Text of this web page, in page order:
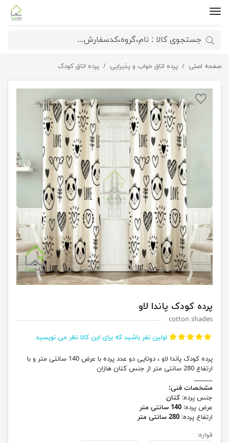
صفحه اصلی پرده اتاق خواب و پذیرایی پرده اتاق کودک پرده کودک پاندا لاو
پرده کودک پاندا لاو
cotton shades
اولین نفر باشید که برای این کالا نظر می نویسید
پرده کودک پاندا لاو ، دوتایی دو عدد پرده با عرض 140 سانتی متر و با
ارتفاع 280 سانتی متر از جنس کتان هازان
______
مشخصات فنی:
جنس پرده: کتان
عرض پرده: 140 سانتی متر
ارتفاع پرده: 280 سانتی متر
قواره: